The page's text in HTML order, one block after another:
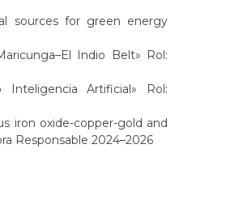
sources for green energy
Indio Belt» Rol:
Inteligencia Artificial» Rol:
iron oxide-copper-gold and
Responsable 2024–2026